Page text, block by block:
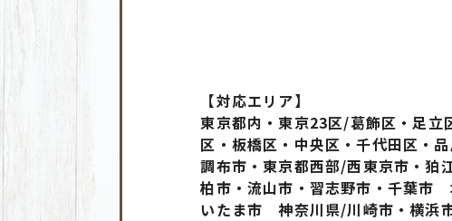
【対応エリア】
東京都内・東京23区/葛飾区・足立
区・板橋区・中央区・千代田区・
調布市・東京都西部/西東京市・狛
柏市・流山市・習志野市・千葉市
いたま市 神奈川県/川崎市・横浜